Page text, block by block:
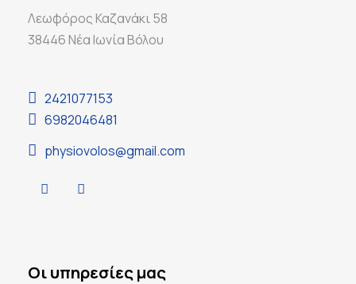
Λεωφόρος Καζανάκι 58
38446 Νέα Ιωνία Βόλου
2421077153
6982046481
physiovolos@gmail.com
Οι υπηρεσίες μας